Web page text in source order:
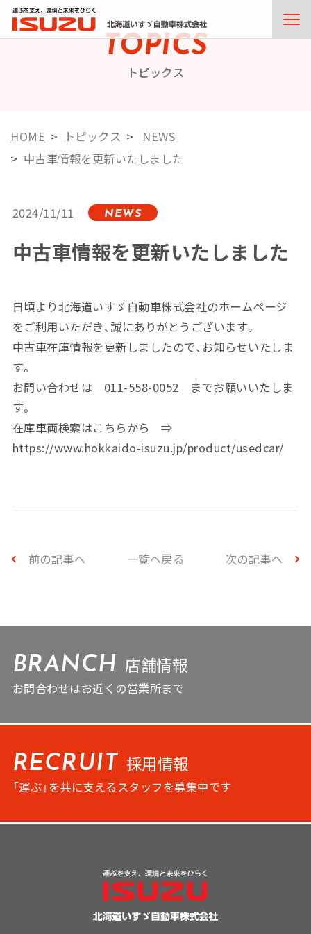
TOPICS
トピックス
HOME トピックス
NEWS
中古車情報を更新いたしました
2024/11/11 NEWS
中古車情報を更新いたしました
日頃より北海道いすゞ自動車株式会社のホームページ
をご利用いただき、誠にありがとうございます。
中古車在庫情報を更新しましたので、お知らせいたしま
す。
お問い合わせは 011-558-0052 までお願いいたしま
す。
在庫車両検索はこちらから ⇒
https://www.hokkaido-isuzu.jp/product/usedcar/
前の記事へ 一覧へ戻る 次の記事へ
BRANCH 店舗情報
お問合わせはお近くの営業所まで
RECRUIT 採用情報
「運ぶ」を共に支えるスタッフを募集中です